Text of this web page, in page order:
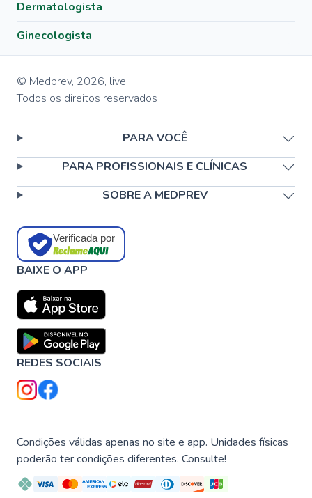
Dermatologista
Ginecologista
© Medprev, 2026, live
Todos os direitos reservados
PARA VOCÊ
PARA PROFISSIONAIS E CLÍNICAS
SOBRE A MEDPREV
Verificada por
BAIXE O APP
REDES SOCIAIS
Condições válidas apenas no site e app. Unidades físicas
poderão ter condições diferentes. Consulte!